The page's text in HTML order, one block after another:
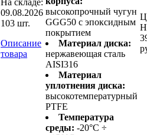
09.08.2026
103 шт.
Описание
товара
высокопрочный чугун
GGG50 с эпоксидным
покрытием
Материал диска:
нержавеющая сталь
AISI316
Материал
уплотнения диска:
высокотемпературный
PTFE
Температура
среды: -20°C ÷